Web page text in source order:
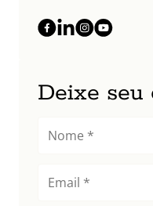
Deixe seu